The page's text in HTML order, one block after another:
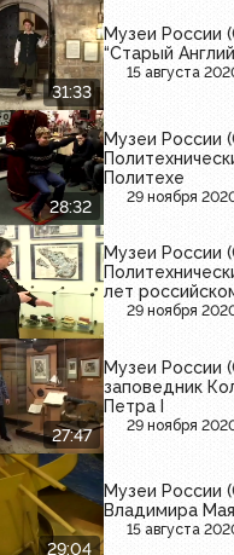
31:33
Музеи России
“Старый
15 августа
28:32
Музеи России
Политехе
29 ноября
Музеи России
лет
29 ноября
27:47
Музеи России
заповедник
Петра I
29 ноября
29:04
Музеи России
Владимира
15 августа